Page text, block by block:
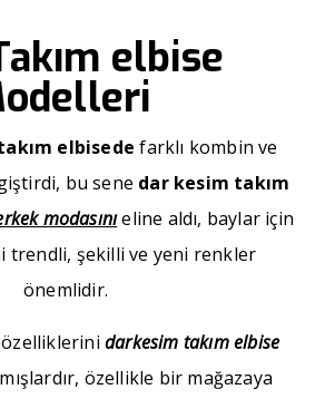
elbise
elbisede farklı kombin ve
bu sene dar kesim takım
modasınıeline aldı, baylar için
trendli, şekilli ve yeni renkler
önemlidir.
darkesim takım elbise
özellikle bir mağazaya